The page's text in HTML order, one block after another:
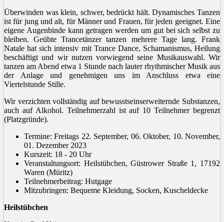
Überwinden was klein, schwer, bedrückt hält. Dynamisches Tanzen
ist für jung und alt, für Männer und Frauen, für jeden geeignet. Eine
eigene Augenbinde kann getragen werden um gut bei sich selbst zu
bleiben. Geübte Trancetänzer tanzen mehrere Tage lang. Frank
Natale hat sich intensiv mit Trance Dance, Schamanismus, Heilung
beschäftigt und wir nutzen vorwiegend seine Musikauswahl. Wir
tanzen am Abend etwa 1 Stunde nach lauter rhythmischer Musik aus
der Anlage und genehmigen uns im Anschluss etwa eine
Viertelstunde Stille.
Wir verzichten vollständig auf bewusstseinserweiternde Substanzen,
auch auf Alkohol. Teilnehmerzahl ist auf 10 Teilnehmer begrenzt
(Platzgründe).
Termine: Freitags 22. September, 06. Oktober, 10. November,
01. Dezember 2023
Kurszeit: 18 - 20 Uhr
Veranstaltungsort: Heilstübchen, Güstrower Straße 1, 17192
Waren (Müritz)
Teilnehmerbeitrag: Hutgage
Mitzubringen: Bequeme Kleidung, Socken, Kuscheldecke
Heilstübchen